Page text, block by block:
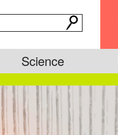
Science